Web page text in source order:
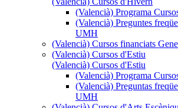
(Valencià) Programa
(Valencià) Preguntes
UMH
(Valencià) Cursos financiats
(Valencià) Cursos d'Estiu
(Valencià) Cursos d'Estiu
(Valencià) Programa
(Valencià) Preguntas
UMH